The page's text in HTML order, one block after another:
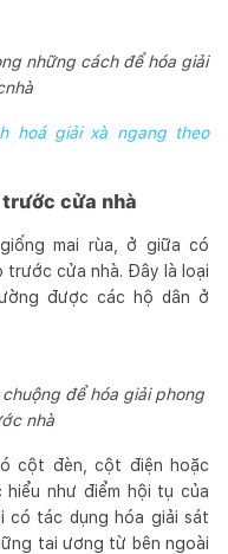
những cách để hóa giải
hoá giải xà ngang theo
cửa nhà
mai rùa, ở giữa có
cửa nhà. Đây là loại
được các hộ dân ở
để hóa giải phong
nhà
cột đèn, cột điện hoặc
như điểm hội tụ của
có tác dụng hóa giải sát
tai ương từ bên ngoài